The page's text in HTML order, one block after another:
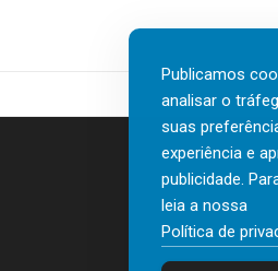
Contactos
Política de
Publicamos
analisar o
suas
experiência e
publicidade.
leia a nossa
Política de